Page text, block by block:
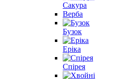
Сакура
Верба
Бузок
Еріка
Спірея